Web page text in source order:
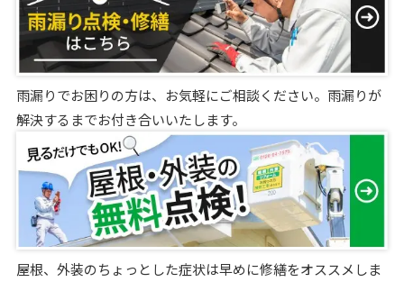
雨漏りでお困りの方は、お気軽にご相談ください。雨漏りが
解決するまでお付き合いいたします。
屋根、外装のちょっとした症状は早めに修繕をオススメしま